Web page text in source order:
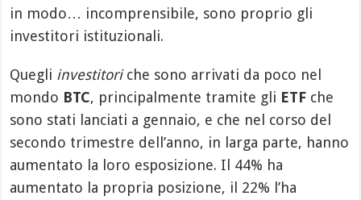
in modo… incomprensibile, sono proprio gli
investitori istituzionali.
Quegli investitoriche sono arrivati da poco nel
mondo BTC, principalmente tramite gli ETF che
sono stati lanciati a gennaio, e che nel corso del
secondo trimestre dell’anno, in larga parte, hanno
aumentato la loro esposizione. Il 44% ha
aumentato la propria posizione, il 22% l’ha